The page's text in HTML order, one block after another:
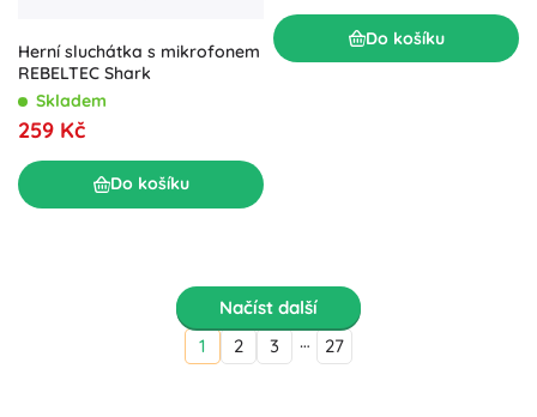
Herní sluchátka s mikrofonem
REBELTEC Shark
Skladem
259 Kč
Do košíku
Do košíku
Načíst další
1
2 3 … 27